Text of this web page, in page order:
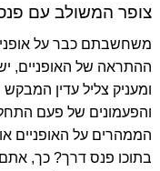
צופר המשולב עם
משחשבתם כבר על
ההתראה של האופניים,
ומעניק צליל עדין
והפעמונים של פעם
הממהרים על האופניים
בתוכו פנס דרך? כך,